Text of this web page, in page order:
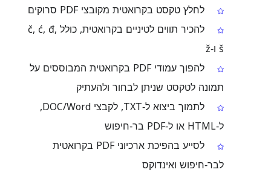
לחלץ טקסט בקרואטית מקובצי PDF סרוקים
להכיר תווים לטיניים בקרואטית, כולל č, ć, đ,
š ו‑ž
להפוך עמודי PDF בקרואטית המבוססים על
תמונה לטקסט שניתן לבחור ולהעתיק
לתמוך ביצוא ל‑TXT, לקבצי DOC/Word,
ל‑HTML או ל‑PDF בר‑חיפוש
לסייע בהפיכת ארכיוני PDF בקרואטית
לבר‑חיפוש ואינדוקס